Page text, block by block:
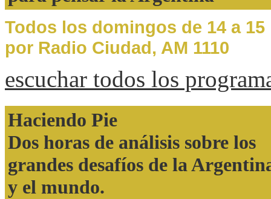
Todos los domingos de 14 a 15
por Radio Ciudad, AM 1110
escuchar todos los
Haciendo Pie
Dos horas de análisis sobre los
grandes desafíos de la
y el mundo.